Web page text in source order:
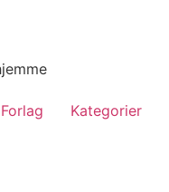
Forlag Kategorier